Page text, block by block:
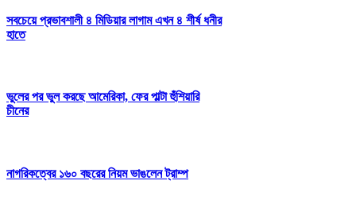
সবচেয়ে প্রভাবশালী ৪ মিডিয়ার লাগাম এখন ৪ শীর্ষ ধনীর
হাতে
ভুলের পর ভুল করছে আমেরিকা, ফের পাল্টা হুঁশিয়ারি
চীনের
নাগরিকত্বের ১৬০ বছরের নিয়ম ভাঙলেন ট্রাম্প